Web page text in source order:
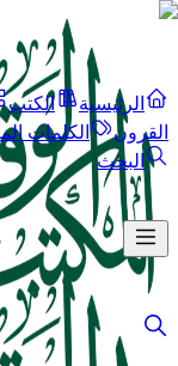
الرئيسية الكتب
القرون
الكلمات
البحث